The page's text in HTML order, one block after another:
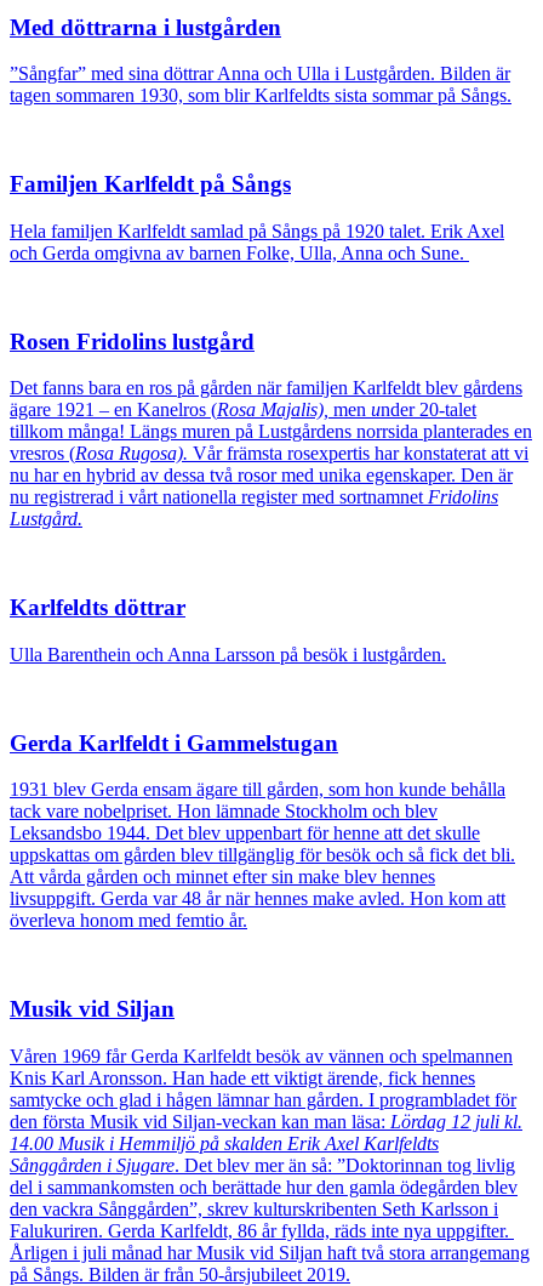
Med döttrarna i lustgården
”Sångfar” med sina döttrar Anna och Ulla i Lustgården. Bilden är
tagen sommaren 1930, som blir Karlfeldts sista sommar på Sångs.
Familjen Karlfeldt på Sångs
Hela familjen Karlfeldt samlad på Sångs på 1920 talet. Erik Axel
och Gerda omgivna av barnen Folke, Ulla, Anna och Sune.
Rosen Fridolins lustgård
Det fanns bara en ros på gården när familjen Karlfeldt blev gårdens
ägare 1921 – en Kanelros (Rosa Majalis), men under 20-talet
tillkom många! Längs muren på Lustgårdens norrsida planterades en
vresros (Rosa Rugosa). Vår främsta rosexpertis har konstaterat att vi
nu har en hybrid av dessa två rosor med unika egenskaper. Den är
nu registrerad i vårt nationella register med sortnamnet Fridolins
Lustgård.
Karlfeldts döttrar
Ulla Barenthein och Anna Larsson på besök i lustgården.
Gerda Karlfeldt i Gammelstugan
1931 blev Gerda ensam ägare till gården, som hon kunde behålla
tack vare nobelpriset. Hon lämnade Stockholm och blev
Leksandsbo 1944. Det blev uppenbart för henne att det skulle
uppskattas om gården blev tillgänglig för besök och så fick det bli.
Att vårda gården och minnet efter sin make blev hennes
livsuppgift. Gerda var 48 år när hennes make avled. Hon kom att
överleva honom med femtio år.
Musik vid Siljan
Våren 1969 får Gerda Karlfeldt besök av vännen och spelmannen
Knis Karl Aronsson. Han hade ett viktigt ärende, fick hennes
samtycke och glad i hågen lämnar han gården. I programbladet för
den första Musik vid Siljan-veckan kan man läsa: Lördag 12 juli kl.
14.00 Musik i Hemmiljö på skalden Erik Axel Karlfeldts
Sånggården i Sjugare. Det blev mer än så: ”Doktorinnan tog livlig
del i sammankomsten och berättade hur den gamla ödegården blev
den vackra Sånggården”, skrev kulturskribenten Seth Karlsson i
Falukuriren. Gerda Karlfeldt, 86 år fyllda, räds inte nya uppgifter.
Årligen i juli månad har Musik vid Siljan haft två stora arrangemang
på Sångs. Bilden är från 50-årsjubileet 2019.